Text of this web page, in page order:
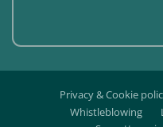
Privacy & Cookie
Whistleblowing